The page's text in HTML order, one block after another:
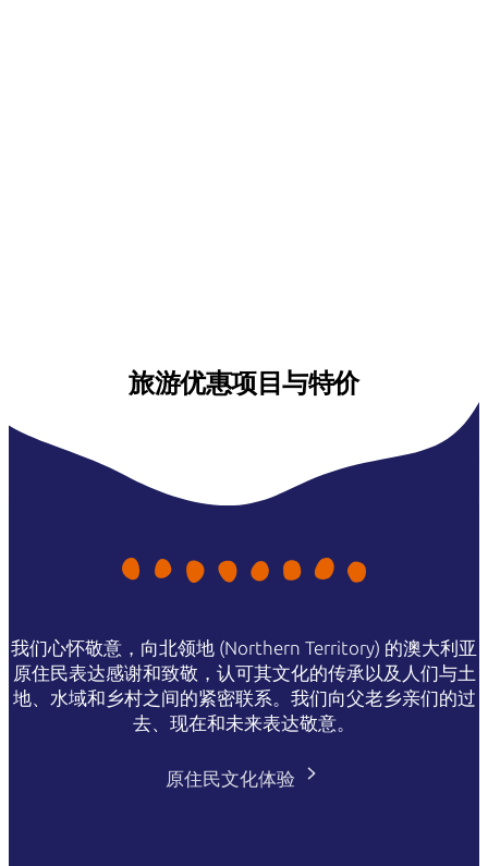
旅游优惠项目与特价
我们心怀敬意，向北领地 (Northern Territory) 的澳大利亚
原住民表达感谢和致敬，认可其文化的传承以及人们与土
地、水域和乡村之间的紧密联系。我们向父老乡亲们的过
去、现在和未来表达敬意。
原住民文化体验